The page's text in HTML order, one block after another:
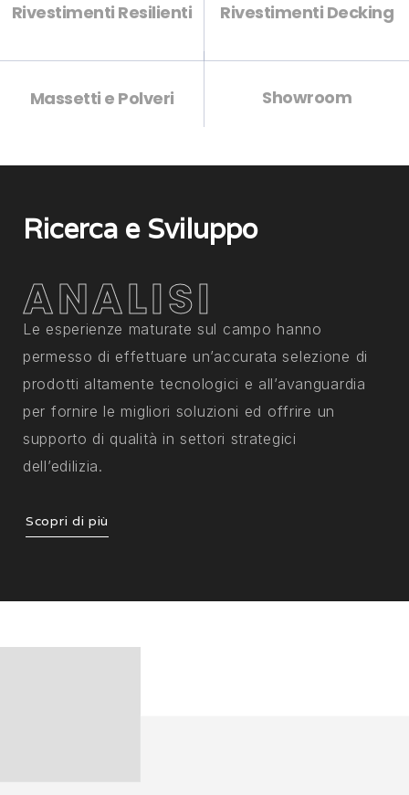
Rivestimenti Resilienti
Massetti e Polveri
Rivestimenti Decking
Showroom
ANALISI
Ricerca e Sviluppo
Le esperienze maturate sul campo hanno
permesso di effettuare un’accurata selezione di
prodotti altamente tecnologici e all’avanguardia
per fornire le migliori soluzioni ed offrire un
supporto di qualità in settori strategici
dell’edilizia.
Scopri di più